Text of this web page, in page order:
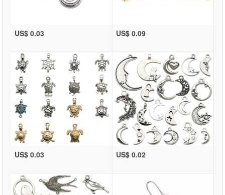
US$ 0.03 US$ 0.09
US$ 0.03 US$ 0.02